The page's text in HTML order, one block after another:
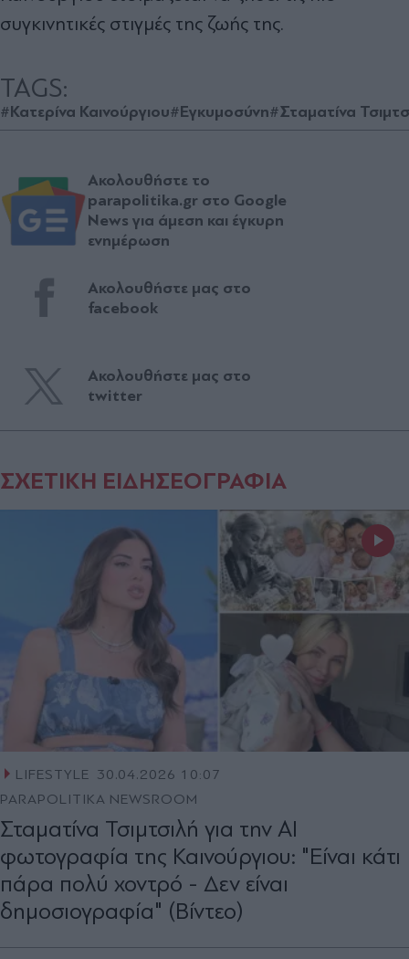
συγκινητικές στιγμές της ζωής της.
TAGS:
#Κατερίνα Καινούργιου#Εγκυμοσύνη#Σταματίνα
Ακολουθήστε το
parapolitika.gr στο Google
News για άμεση και έγκυρη
ενημέρωση
Ακολουθήστε μας στο
facebook
Ακολουθήστε μας στο
twitter
ΣΧΕΤΙΚΗ ΕΙΔΗΣΕΟΓΡΑΦΙΑ
LIFESTYLE
30.04.2026 10:07
PARAPOLITIKA NEWSROOM
Σταματίνα Τσιμτσιλή για την AI
φωτογραφία της Καινούργιου: "Είναι κάτι
πάρα πολύ χοντρό - Δεν είναι
δημοσιογραφία" (Βίντεο)